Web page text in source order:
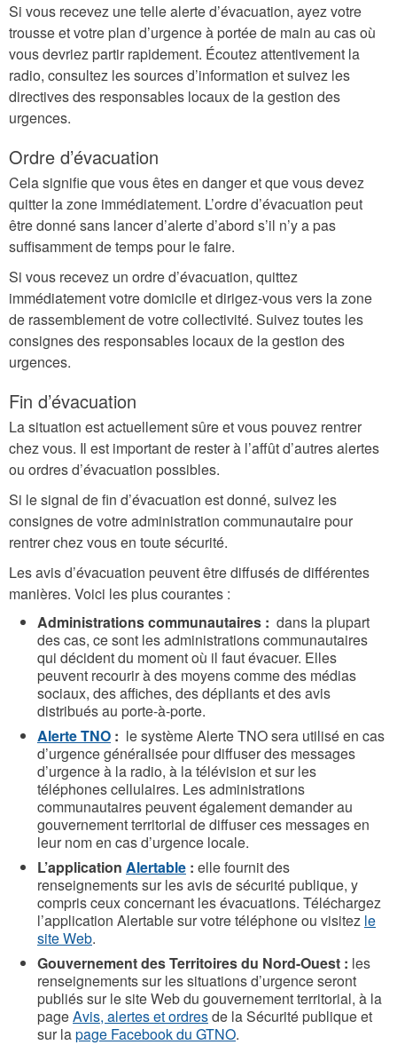
Si vous recevez une telle alerte d’évacuation, ayez votre
trousse et votre plan d’urgence à portée de main au cas où
vous devriez partir rapidement. Écoutez attentivement la
radio, consultez les sources d’information et suivez les
directives des responsables locaux de la gestion des
urgences.
Ordre d’évacuation
Cela signifie que vous êtes en danger et que vous devez
quitter la zone immédiatement. L’ordre d’évacuation peut
être donné sans lancer d’alerte d’abord s’il n’y a pas
suffisamment de temps pour le faire.
Si vous recevez un ordre d’évacuation, quittez
immédiatement votre domicile et dirigez-vous vers la zone
de rassemblement de votre collectivité. Suivez toutes les
consignes des responsables locaux de la gestion des
urgences.
Fin d’évacuation
La situation est actuellement sûre et vous pouvez rentrer
chez vous. Il est important de rester à l’affût d’autres alertes
ou ordres d’évacuation possibles.
Si le signal de fin d’évacuation est donné, suivez les
consignes de votre administration communautaire pour
rentrer chez vous en toute sécurité.
Les avis d’évacuation peuvent être diffusés de différentes
manières. Voici les plus courantes :
Administrations communautaires : dans la plupart
des cas, ce sont les administrations communautaires
qui décident du moment où il faut évacuer. Elles
peuvent recourir à des moyens comme des médias
sociaux, des affiches, des dépliants et des avis
distribués au porte-à-porte.
Alerte TNO : le système Alerte TNO sera utilisé en cas
d’urgence généralisée pour diffuser des messages
d’urgence à la radio, à la télévision et sur les
téléphones cellulaires. Les administrations
communautaires peuvent également demander au
gouvernement territorial de diffuser ces messages en
leur nom en cas d’urgence locale.
L’application Alertable : elle fournit des
renseignements sur les avis de sécurité publique, y
compris ceux concernant les évacuations. Téléchargez
l’application Alertable sur votre téléphone ou visitez le
site Web.
Gouvernement des Territoires du Nord-Ouest : les
renseignements sur les situations d’urgence seront
publiés sur le site Web du gouvernement territorial, à la
pageAvis, alertes et ordresde la Sécurité publique et
sur lapage Facebook du GTNO.